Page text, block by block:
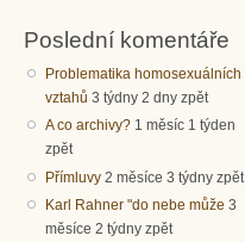
Poslední komentáře
Problematika homosexuálních
vztahů 3 týdny 2 dny zpět
A co archivy? 1 měsíc 1 týden
zpět
Přímluvy 2 měsíce 3 týdny zpět
Karl Rahner "do nebe může 3
měsíce 2 týdny zpět